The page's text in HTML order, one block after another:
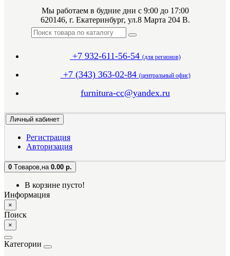
Мы работаем в будние дни с 9:00 до 17:00
620146, г. Екатеринбург, ул.8 Марта 204 В.
+7 932-611-56-54 (для регионов)
+7 (343) 363-02-84 (центральный офис)
furnitura-cc@yandex.ru
Личный кабинет
Регистрация
Авторизация
0 Tоваров, на 0.00 р.
В корзине пусто!
Информация
×
Поиск
×
Категории